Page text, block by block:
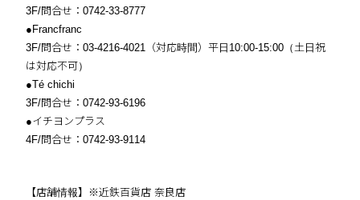
3F/問合せ：0742-33-8777
●Francfranc
3F/問合せ：03-4216-4021（対応時間）平日10:00-15:00（土日祝
は対応不可）
●Té chichi
3F/問合せ：0742-93-6196
●イチヨンプラス
4F/問合せ：0742-93-9114
【店舗情報】※近鉄百貨店 奈良店